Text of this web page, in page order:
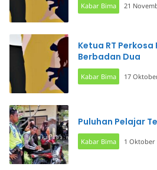
Kabar Bima 21
Ketua RT
Berbadan Dua
Kabar Bima 17
Puluhan Pelajar
Kabar Bima 1 Oktober